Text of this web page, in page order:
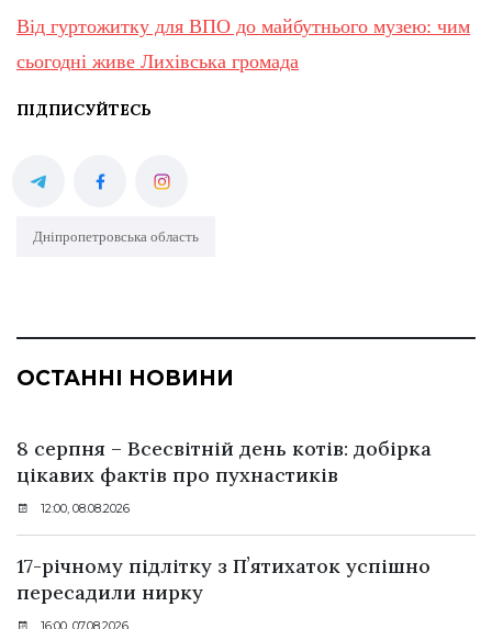
Від гуртожитку для ВПО до майбутнього музею: чим
сьогодні живе Лихівська громада
ПІДПИСУЙТЕСЬ
Дніпропетровська область
ОСТАННІ НОВИНИ
8 серпня – Всесвітній день котів: добірка
цікавих фактів про пухнастиків
12:00, 08.08.2026
17-річному підлітку з Пʼятихаток успішно
пересадили нирку